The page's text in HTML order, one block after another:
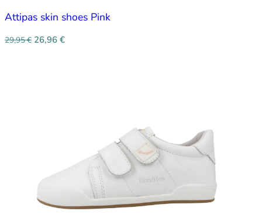
Attipas skin shoes Pink
29,95€ 26,96 €